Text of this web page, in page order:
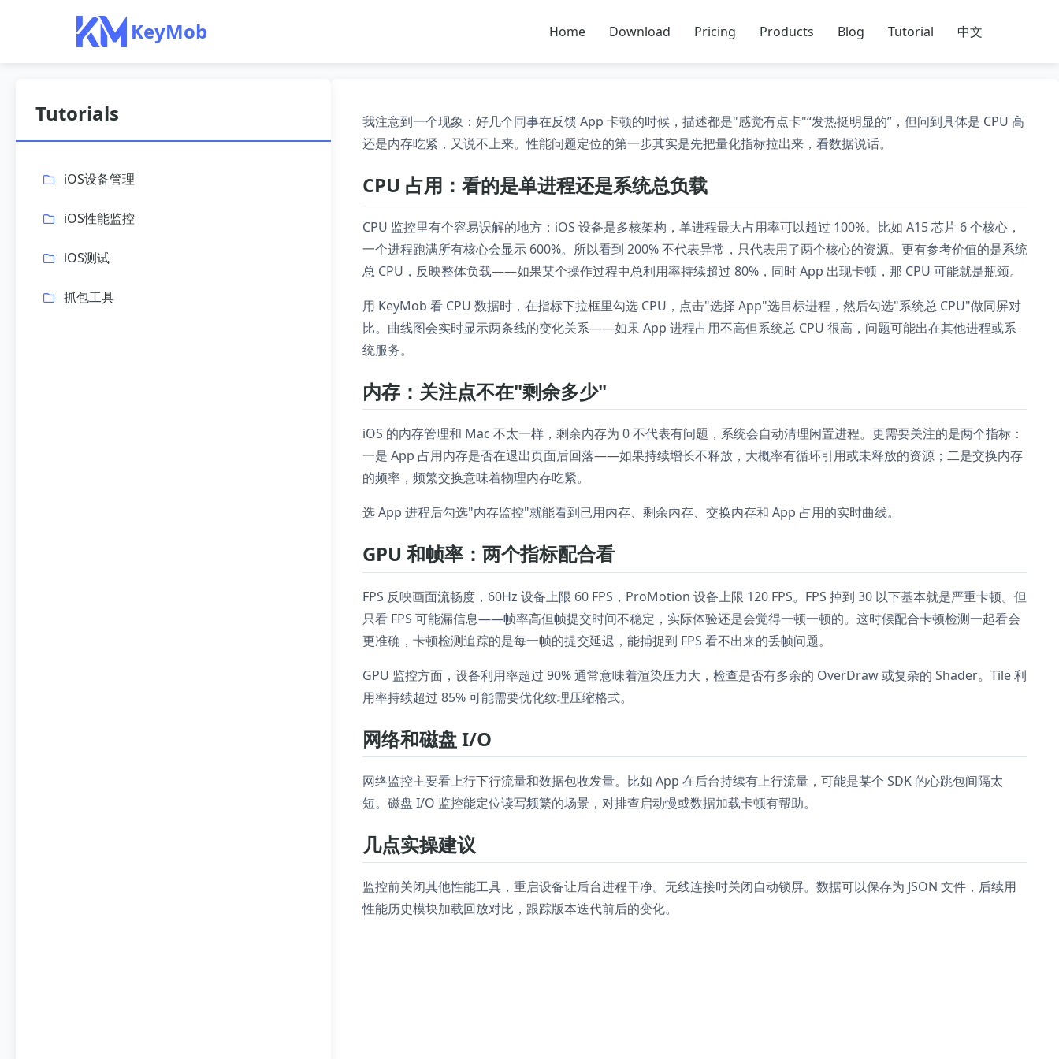
KeyMob Home Download Pricing Products Blog Tutorial 中文
Tutorials
iOS设备管理
iOS性能监控
iOS测试
抓包工具
我注意到一个现象：好几个同事在反馈 App 卡顿的时候，描述都是"感觉有点卡"“发热挺明显的”，但问到具体是 CPU 高
还是内存吃紧，又说不上来。性能问题定位的第一步其实是先把量化指标拉出来，看数据说话。
CPU 占用：看的是单进程还是系统总负载
CPU 监控里有个容易误解的地方：iOS 设备是多核架构，单进程最大占用率可以超过 100%。比如 A15 芯片 6 个核心，
一个进程跑满所有核心会显示 600%。所以看到 200% 不代表异常，只代表用了两个核心的资源。更有参考价值的是系统
总 CPU，反映整体负载——如果某个操作过程中总利用率持续超过 80%，同时 App 出现卡顿，那 CPU 可能就是瓶颈。
用 KeyMob 看 CPU 数据时，在指标下拉框里勾选 CPU，点击"选择 App"选目标进程，然后勾选"系统总 CPU"做同屏对
比。曲线图会实时显示两条线的变化关系——如果 App 进程占用不高但系统总 CPU 很高，问题可能出在其他进程或系
统服务。
内存：关注点不在"剩余多少"
iOS 的内存管理和 Mac 不太一样，剩余内存为 0 不代表有问题，系统会自动清理闲置进程。更需要关注的是两个指标：
一是 App 占用内存是否在退出页面后回落——如果持续增长不释放，大概率有循环引用或未释放的资源；二是交换内存
的频率，频繁交换意味着物理内存吃紧。
选 App 进程后勾选"内存监控"就能看到已用内存、剩余内存、交换内存和 App 占用的实时曲线。
GPU 和帧率：两个指标配合看
FPS 反映画面流畅度，60Hz 设备上限 60 FPS，ProMotion 设备上限 120 FPS。FPS 掉到 30 以下基本就是严重卡顿。但
只看 FPS 可能漏信息——帧率高但帧提交时间不稳定，实际体验还是会觉得一顿一顿的。这时候配合卡顿检测一起看会
更准确，卡顿检测追踪的是每一帧的提交延迟，能捕捉到 FPS 看不出来的丢帧问题。
GPU 监控方面，设备利用率超过 90% 通常意味着渲染压力大，检查是否有多余的 OverDraw 或复杂的 Shader。Tile 利
用率持续超过 85% 可能需要优化纹理压缩格式。
网络和磁盘 I/O
网络监控主要看上行下行流量和数据包收发量。比如 App 在后台持续有上行流量，可能是某个 SDK 的心跳包间隔太
短。磁盘 I/O 监控能定位读写频繁的场景，对排查启动慢或数据加载卡顿有帮助。
几点实操建议
监控前关闭其他性能工具，重启设备让后台进程干净。无线连接时关闭自动锁屏。数据可以保存为 JSON 文件，后续用
性能历史模块加载回放对比，跟踪版本迭代前后的变化。